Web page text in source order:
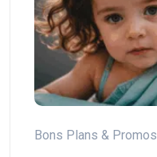
Bons Plans & Promos